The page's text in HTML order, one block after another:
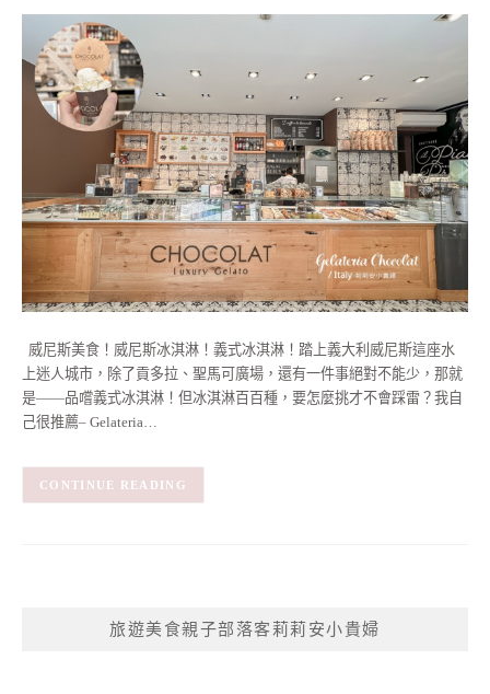
威尼斯美食！威尼斯冰淇淋！義式冰淇淋！踏上義大利威尼斯這座水
上迷人城市，除了貢多拉、聖馬可廣場，還有一件事絕對不能少，那就
是——品嚐義式冰淇淋！但冰淇淋百百種，要怎麼挑才不會踩雷？我自
己很推薦– Gelateria…
CONTINUE READING
旅遊美食親子部落客莉莉安小貴婦